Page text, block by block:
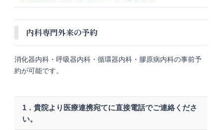
内科専門外来の予約
消化器内科・呼吸器内科・循環器内科・膠原病内科の事前予
約が可能です。
1．貴院より医療連携宛てに直接電話でご連絡くださ
い。